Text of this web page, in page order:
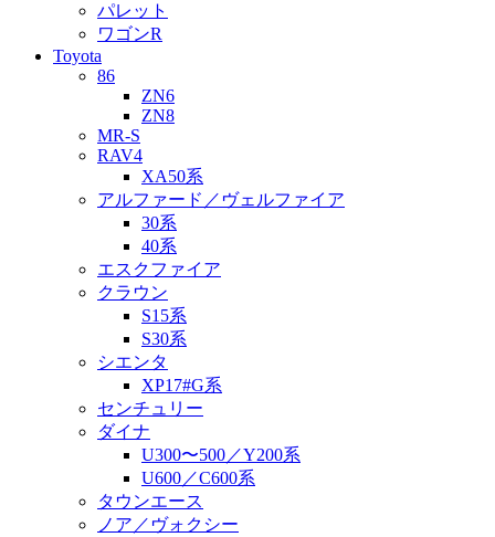
パレット
ワゴンR
Toyota
86
ZN6
ZN8
MR-S
RAV4
XA50系
アルファード／ヴェルファイア
30系
40系
エスクファイア
クラウン
S15系
S30系
シエンタ
XP17#G系
センチュリー
ダイナ
U300〜500／Y200系
U600／C600系
タウンエース
ノア／ヴォクシー